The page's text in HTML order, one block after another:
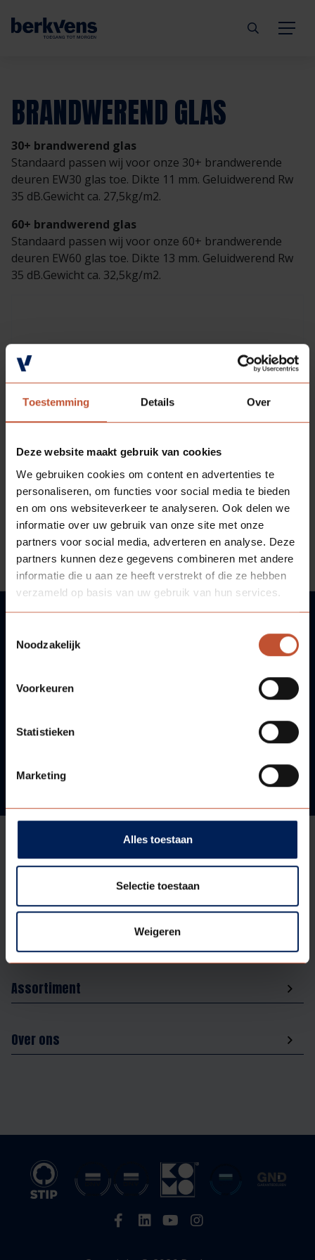
Toestemming Details Over
Deze website maakt gebruik van cookies
We gebruiken cookies om content en advertenties te
personaliseren, om functies voor social media te bieden
en om ons websiteverkeer te analyseren. Ook delen we
informatie over uw gebruik van onze site met onze
partners voor social media, adverteren en analyse. Deze
partners kunnen deze gegevens combineren met andere
informatie die u aan ze heeft verstrekt of die ze hebben
verzameld op basis van uw gebruik van hun services.
Noodzakelijk
Voorkeuren
Statistieken
Marketing
Alles toestaan
Selectie toestaan
Weigeren
Deuren
Kozijnen
Hang- & sluitwerk
Diensten
Technische documentatie
Eengezinswoning
Meergezinswoning
Utiliteitsgebouw
Prefab woning
Aannemer
Architect
Projectontwikkelaar
Handelspartner
Inbraakwerend
Brandwerend
Geluidwerend
Rookwerend
Duurzaamheid
Technische documentatie
Veelgestelde vragen
mijndeur.nl
Webshop
Inspiratie
Verkooppunten
Veelgestelde vragen
Blog
Organisatie
Duurzaamheid
GND Garantiedeuren
Werken bij Berkvens
BRANDWEREND GLAS
30+ brandwerend glas
Standaard passen wij voor onze 30+ brandwerende
deuren EW30 glas toe. Dikte 11 mm. Geluidwerend Rw
35 dB.Gewicht ca. 27,5kg/m2.
60+ brandwerend glas
Standaard passen wij voor onze 60+ brandwerende
deuren EW60 glas toe. Dikte 13 mm. Geluidwerend Rw
35 dB.Gewicht ca. 32,5kg/m2.
VRAGEN?
WIJ HELPEN U GRAAG!
Assortiment
Over ons